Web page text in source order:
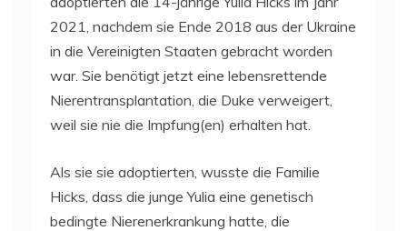
2021, nachdem sie Ende 2018 aus der Ukraine
in die Vereinigten Staaten gebracht worden
war. Sie benötigt jetzt eine lebensrettende
Nierentransplantation, die Duke verweigert,
weil sie nie die Impfung(en) erhalten hat.
Als sie sie adoptierten, wusste die Familie
Hicks, dass die junge Yulia eine genetisch
bedingte Nierenerkrankung hatte, die